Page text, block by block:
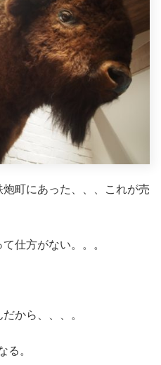
町にあった、、、これが売
仕方がない。。。
から、、、。
る。